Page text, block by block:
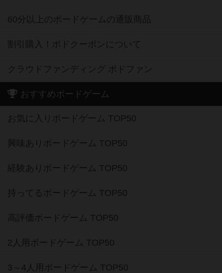
60分以上のボードゲームの通販商品
割引購入！ボドクーポンについて
クラウドファンディング ボドファン
おすすめボードゲーム
お気に入りボードゲーム TOP50
興味ありボードゲーム TOP50
経験ありボードゲーム TOP50
持ってるボードゲーム TOP50
高評価ボードゲーム TOP50
2人用ボードゲーム TOP50
3～4人用ボードゲーム TOP50